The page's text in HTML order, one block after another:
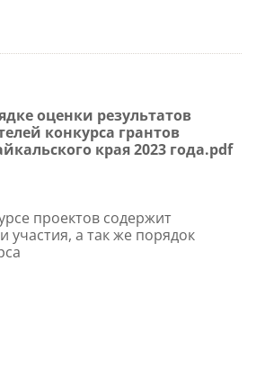
оценки результатов
конкурса грантов
края 2023 года.pdf
проектов содержит
участия, а так же порядок